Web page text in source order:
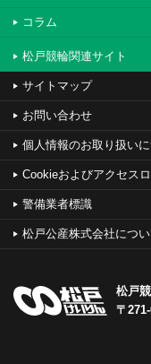
コラム
松戸競輪関連サイト
サイトマップ
お問い合わせ
個人情報のお取り扱い
Cookieおよびアクセス
警備業者標識
松戸公産株式会社につ
松戸
〒